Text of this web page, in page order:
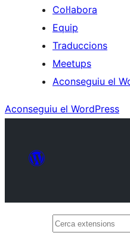
Col·labora
Equip
Traduccions
Meetups
Aconseguiu el
Aconseguiu el WordPress
Cerca